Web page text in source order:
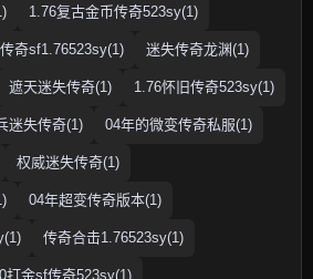
1.76复古金币传奇523sy(1)
传奇sf1.76523sy(1) 迷失传奇龙渊(1)
遮天迷失传奇(1) 1.76怀旧传奇523sy(1)
迷失传奇(1) 04年的微变传奇私服(1)
权威迷失传奇(1)
04年超变传奇版本(1)
传奇合击1.76523sy(1)
打金sf传奇523sy(1)